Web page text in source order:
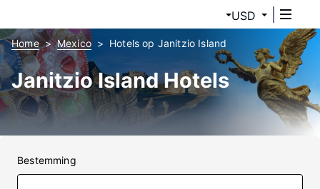
USD
Home Mexico Hotels op Janitzio Island
Janitzio Island Hotels
Bestemming